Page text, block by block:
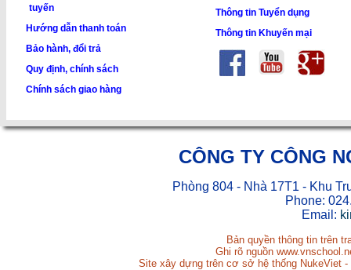
tuyến
Hướng dẫn thanh toán
Bảo hành, đổi trả
Quy định, chính sách
Chính sách giao hàng
Thông tin Tuyển dụng
Thông tin Khuyến mại
CÔNG TY CÔNG
Phòng 804 - Nhà 17T1 - Khu
Phone:
Email:
Bản quyền thông tin trên
Ghi rõ nguồn
Site xây dựng trên cơ sở hệ thống NukeViet